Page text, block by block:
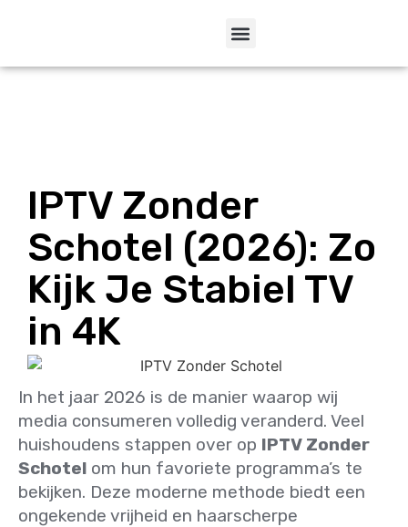
IPTV Zonder
Schotel (2026): Zo
Kijk Je Stabiel TV
in 4K
In het jaar 2026 is de manier waarop wij
media consumeren volledig veranderd. Veel
huishoudens stappen over op IPTV Zonder
Schotel om hun favoriete programma’s te
bekijken. Deze moderne methode biedt een
ongekende vrijheid en haarscherpe